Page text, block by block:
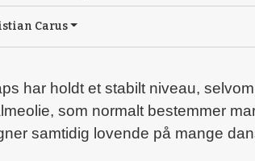
Carus
har holdt et stabilt niveau,
som normalt bestemmer
samtidig lovende på mange